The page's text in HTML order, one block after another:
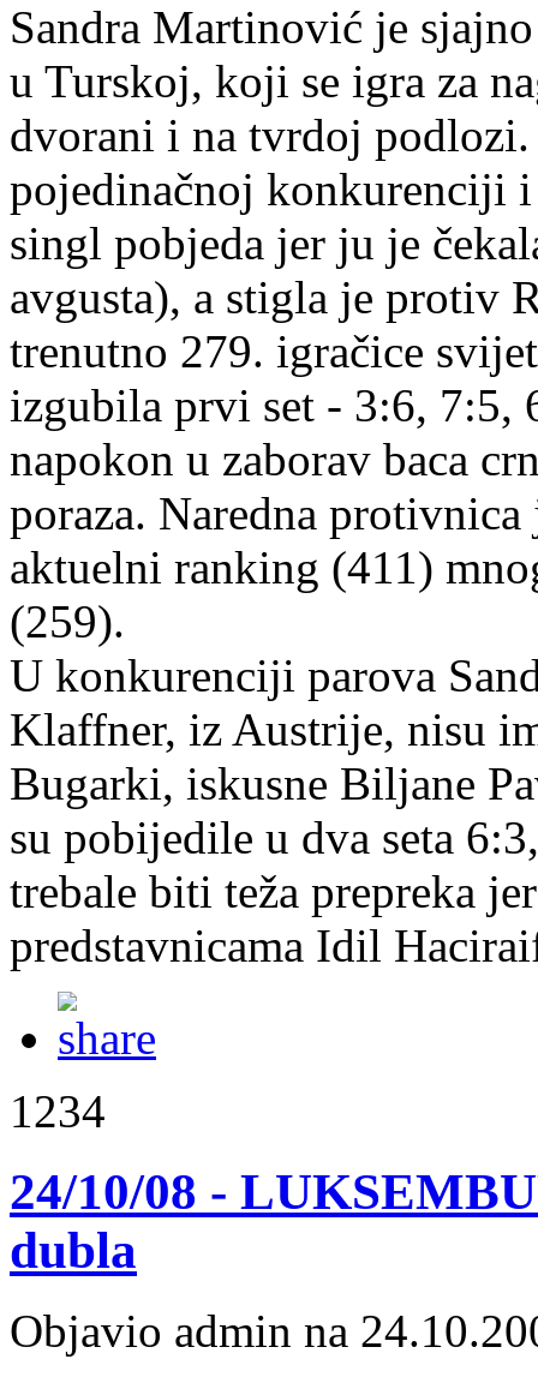
Sandra Martinović je
u Turskoj, koji se igra za
dvorani i na tvrdoj
pojedinačnoj konkurenciji i
singl pobjeda jer ju je
avgusta), a stigla je protiv
trenutno 279. igračice
izgubila prvi set - 3:6, 7:5,
napokon u zaborav baca
poraza. Naredna
aktuelni ranking (411)
(259).
U konkurenciji parova
Klaffner, iz Austrije, nisu
Bugarki, iskusne Biljane
su pobijedile u dva seta
trebale biti teža prepreka
predstavnicama Idil
1234
24/10/08 -
dubla
Objavio admin na